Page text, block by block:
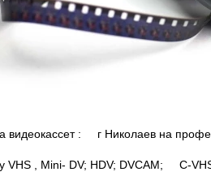
видеокассет : г Николаев на
VHS , Mini- DV; HDV; DVCAM; C-